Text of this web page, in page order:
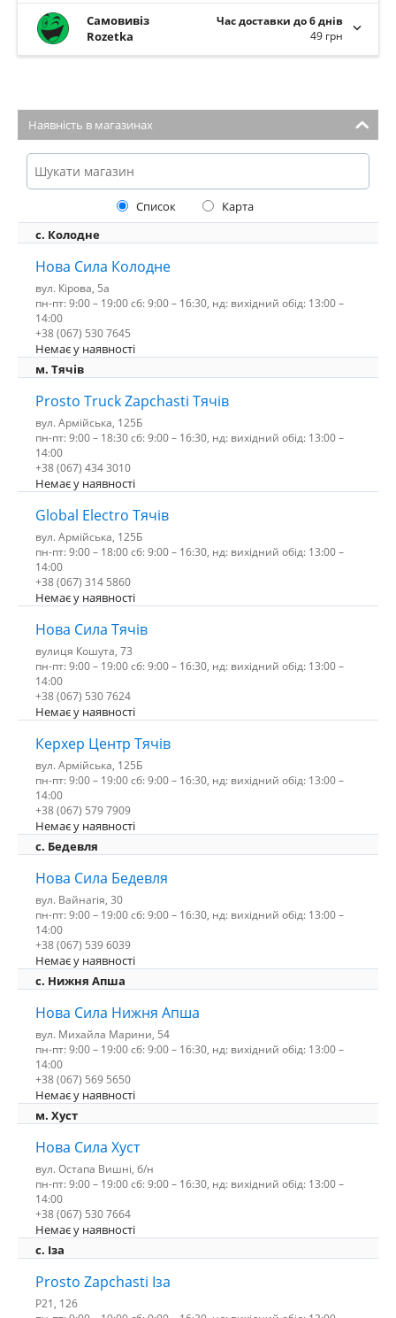
Самовивіз
Rozetka
Час доставки до 6 днів
49 грн
Наявність в магазинах
Список
Карта
с. Колодне
Нова Сила Колодне
вул. Кірова, 5а
пн-пт: 9:00 – 19:00 сб: 9:00 – 16:30, нд: вихідний обід: 13:00 –
14:00
+38 (067) 530 7645
Немає у наявності
м. Тячів
Prosto Truck Zapchasti Тячів
вул. Армійська, 125Б
пн-пт: 9:00 – 18:30 сб: 9:00 – 16:30, нд: вихідний обід: 13:00 –
14:00
+38 (067) 434 3010
Немає у наявності
Global Electro Тячів
вул. Армійська, 125Б
пн-пт: 9:00 – 18:00 сб: 9:00 – 16:30, нд: вихідний обід: 13:00 –
14:00
+38 (067) 314 5860
Немає у наявності
Нова Сила Тячів
вулиця Кошута, 73
пн-пт: 9:00 – 19:00 сб: 9:00 – 16:30, нд: вихідний обід: 13:00 –
14:00
+38 (067) 530 7624
Немає у наявності
Керхер Центр Тячів
вул. Армійська, 125Б
пн-пт: 9:00 – 19:00 сб: 9:00 – 16:30, нд: вихідний обід: 13:00 –
14:00
+38 (067) 579 7909
Немає у наявності
c. Бедевля
Нова Сила Бедевля
вул. Вайнагія, 30
пн-пт: 9:00 – 19:00 сб: 9:00 – 16:30, нд: вихідний обід: 13:00 –
14:00
+38 (067) 539 6039
Немає у наявності
с. Нижня Апша
Нова Сила Нижня Апша
вул. Михайла Марини, 54
пн-пт: 9:00 – 19:00 сб: 9:00 – 16:30, нд: вихідний обід: 13:00 –
14:00
+38 (067) 569 5650
Немає у наявності
м. Хуст
Нова Сила Хуст
вул. Остапа Вишні, б/н
пн-пт: 9:00 – 19:00 сб: 9:00 – 16:30, нд: вихідний обід: 13:00 –
14:00
+38 (067) 530 7664
Немає у наявності
c. Іза
Prosto Zapchasti Іза
P21, 126